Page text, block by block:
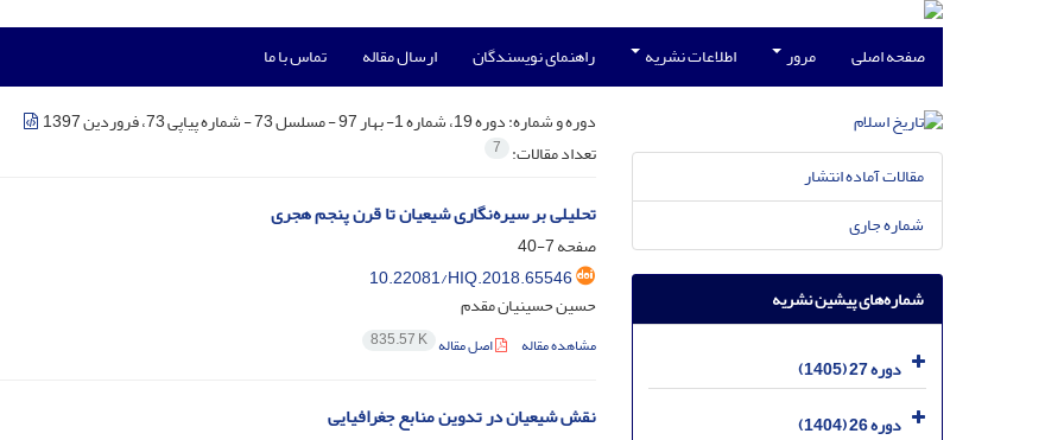
صفحه اصلی مرور اطلاعات نشریه راهنمای نویسندگان ارسال مقاله تماس با ما
دوره و شماره:دوره 19، شماره 1- بهار 97 - مسلسل 73 - شماره پیاپی 73، فروردین 1397
تعداد مقالات: 7
تحلیلی بر سیره‌نگاری شیعیان تا قرن پنجم هجری
صفحه7-40
10.22081/HIQ.2018.65546
حسین حسینیان مقدم
مشاهده مقاله اصل مقاله 835.57 K
نقش شیعیان در تدوین منابع جغرافیایی
مقالات آماده انتشار
شماره جاری
شماره‌های پیشین نشریه
دوره 27 (1405)
دوره 26 (1404)